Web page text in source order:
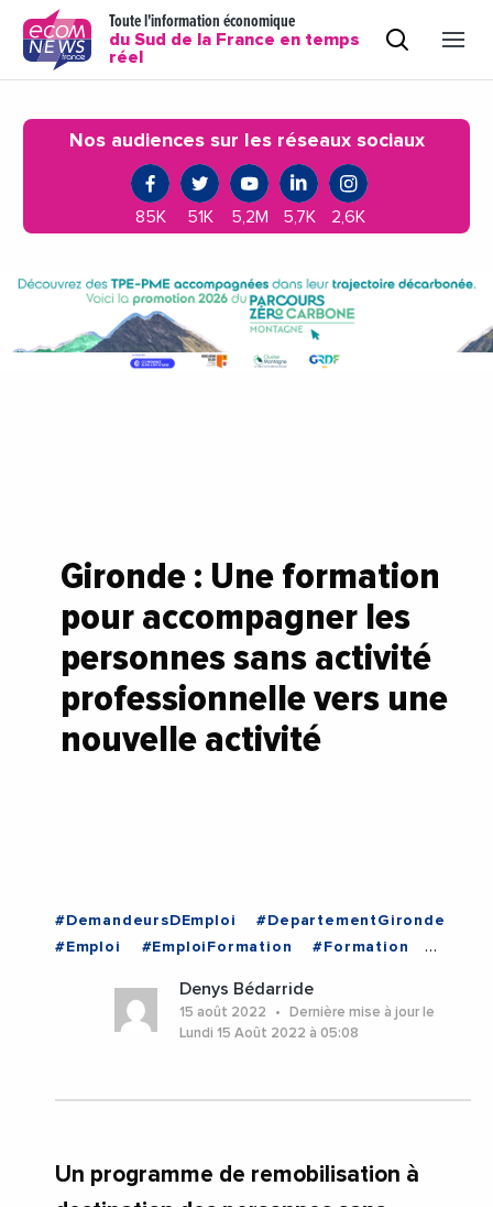
Toute l'information économique
du Sud de la France en temps
réel
Nos audiences sur les réseaux sociaux
85K 51K 5,2M 5,7K 2,6K
Gironde : Une formation
pour accompagner les
personnes sans activité
professionnelle vers une
nouvelle activité
#DemandeursDEmploi
#DepartementGironde
#Emploi
#EmploiFormation
#Formation
#NouvelleAquitaine
#RSA #NouvelleAquitaine
Denys Bédarride
15 août 2022
Dernière mise à jour le
Lundi 15 Août 2022 à 05:08
Un programme de remobilisation à